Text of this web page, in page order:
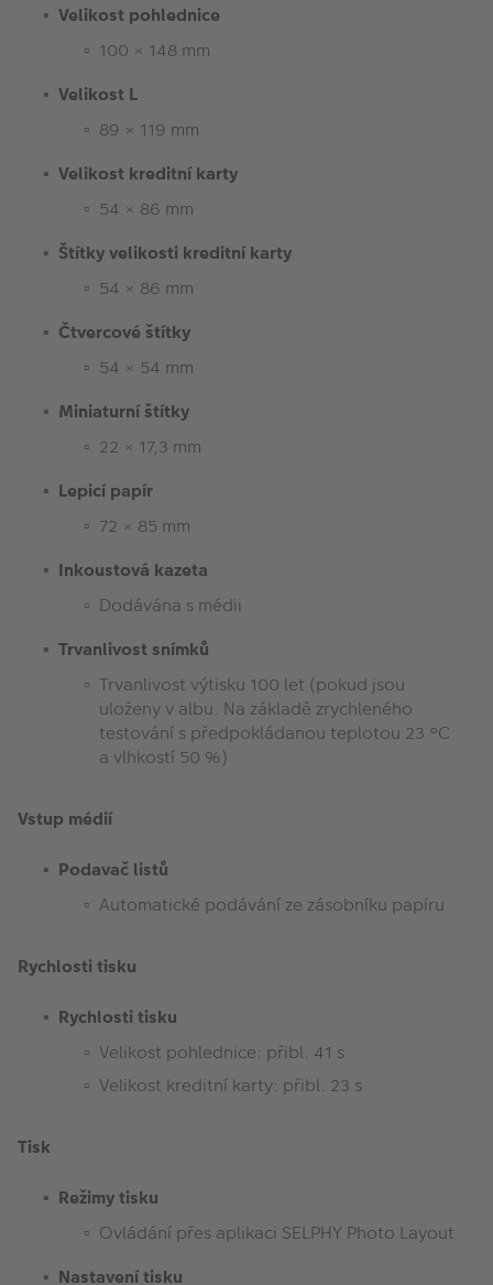
Velikost pohlednice
100 × 148 mm
Velikost L
89 × 119 mm
Velikost kreditní karty
54 × 86 mm
Štítky velikosti kreditní karty
54 × 86 mm
Čtvercové štítky
54 × 54 mm
Miniaturní štítky
22 × 17,3 mm
Lepicí papír
72 × 85 mm
Inkoustová kazeta
Dodávána s médii
Trvanlivost snímků
Trvanlivost výtisku 100 let (pokud jsou
uloženy v albu. Na základě zrychleného
testování s předpokládanou teplotou 23 °C
a vlhkostí 50 %)
Vstup médií
Podavač listů
Automatické podávání ze zásobníku papíru
Rychlosti tisku
Rychlosti tisku
Velikost pohlednice: přibl. 41 s
Velikost kreditní karty: přibl. 23 s
Tisk
Režimy tisku
Ovládání přes aplikaci SELPHY Photo Layout
Nastavení tisku